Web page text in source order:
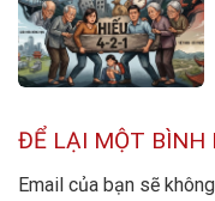
ĐỂ LẠI MỘT BÌNH
Email của bạn sẽ